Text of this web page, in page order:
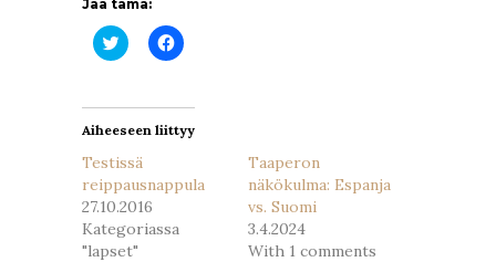
Jaa tämä:
Jaa
Twitterissä(Avautuu
Jaa
Facebookissa(Avautuu
Aiheeseen liittyy
Testissä
reippausnappula
27.10.2016
Kategoriassa
"lapset"
Taaperon
näkökulma: Espanja
vs. Suomi
3.4.2024
With 1 comments